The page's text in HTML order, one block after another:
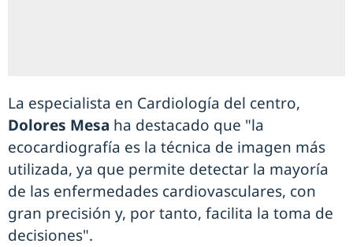
La especialista en Cardiología del centro,
Dolores Mesa ha destacado que "la
ecocardiografía es la técnica de imagen más
utilizada, ya que permite detectar la mayoría
de las enfermedades cardiovasculares, con
gran precisión y, por tanto, facilita la toma de
decisiones".